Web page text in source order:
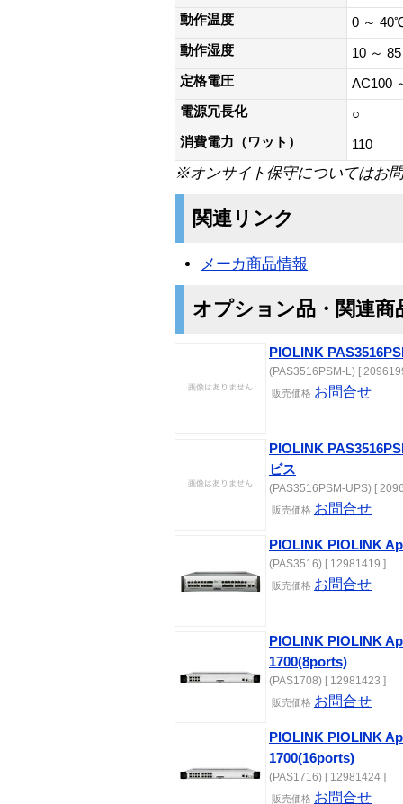
動作温度
0 ～
動作湿度
10 ～
定格電圧
AC100
電源冗長化
○
消費電力（ワット）
110
※オンサイト保守についてはお
関連リンク
メーカ商品情報
オプション品・関連商
PIOLINK
(PAS3516PSM-L) [
販売価格 お問合せ
PIOLINK
ビス
(PAS3516PSM-UPS) [
販売価格 お問合せ
PIOLINK PIOLINK
(PAS3516) [ 12981419 ]
販売価格 お問合せ
PIOLINK PIOLINK
1700(8ports)
(PAS1708) [ 12981423 ]
販売価格 お問合せ
PIOLINK PIOLINK
1700(16ports)
(PAS1716) [ 12981424 ]
販売価格 お問合せ